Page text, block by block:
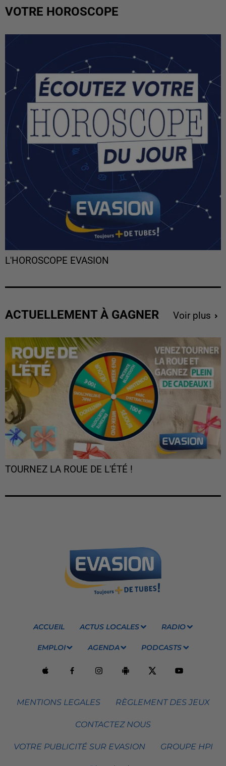
VOTRE HOROSCOPE
L'HOROSCOPE EVASION
ACTUELLEMENT À GAGNER Voir plus
TOURNEZ LA ROUE DE L'ÉTÉ !
ACCUEIL ACTUS LOCALES RADIO
EMPLOI AGENDA PODCASTS
MENTIONS LEGALES RÈGLEMENT DES JEUX
CONTACTEZ NOUS
VOTRE PUBLICITÉ SUR EVASION GROUPE HPI